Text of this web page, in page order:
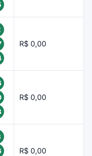
R$ 0,00
R$ 0,00
R$ 0,00